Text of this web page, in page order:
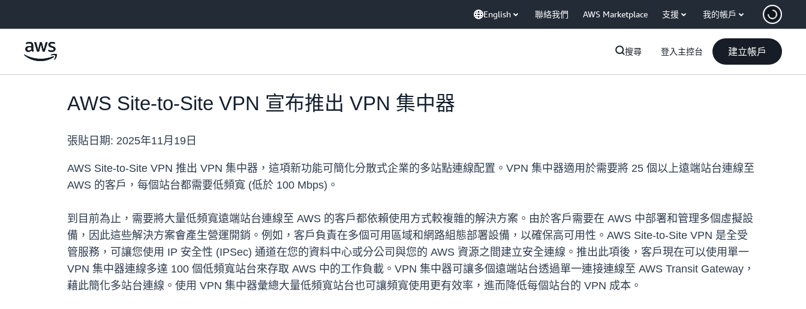
English 聯絡我們 AWS Marketplace 支援 我的帳戶
搜尋 登入主控台 建立帳戶
AWS Site-to-Site VPN 宣布推出 VPN 集中器
張貼日期: 2025年11月19日
AWS Site-to-Site VPN 推出 VPN 集中器，這項新功能可簡化分散式企業的多站點連線配置。VPN 集中器適用於需要將 25 個以上遠端站台連線至
AWS 的客戶，每個站台都需要低頻寬 (低於 100 Mbps)。
到目前為止，需要將大量低頻寬遠端站台連線至 AWS 的客戶都依賴使用方式較複雜的解決方案。由於客戶需要在 AWS 中部署和管理多個虛擬設
備，因此這些解決方案會產生營運開銷。例如，客戶負責在多個可用區域和網路組態部署設備，以確保高可用性。AWS Site-to-Site VPN 是全受
管服務，可讓您使用 IP 安全性 (IPSec) 通道在您的資料中心或分公司與您的 AWS 資源之間建立安全連線。推出此項後，客戶現在可以使用單一
VPN 集中器連線多達 100 個低頻寬站台來存取 AWS 中的工作負載。VPN 集中器可讓多個遠端站台透過單一連接連線至 AWS Transit Gateway，
藉此簡化多站台連線。使用 VPN 集中器彙總大量低頻寬站台也可讓頻寬使用更有效率，進而降低每個站台的 VPN 成本。